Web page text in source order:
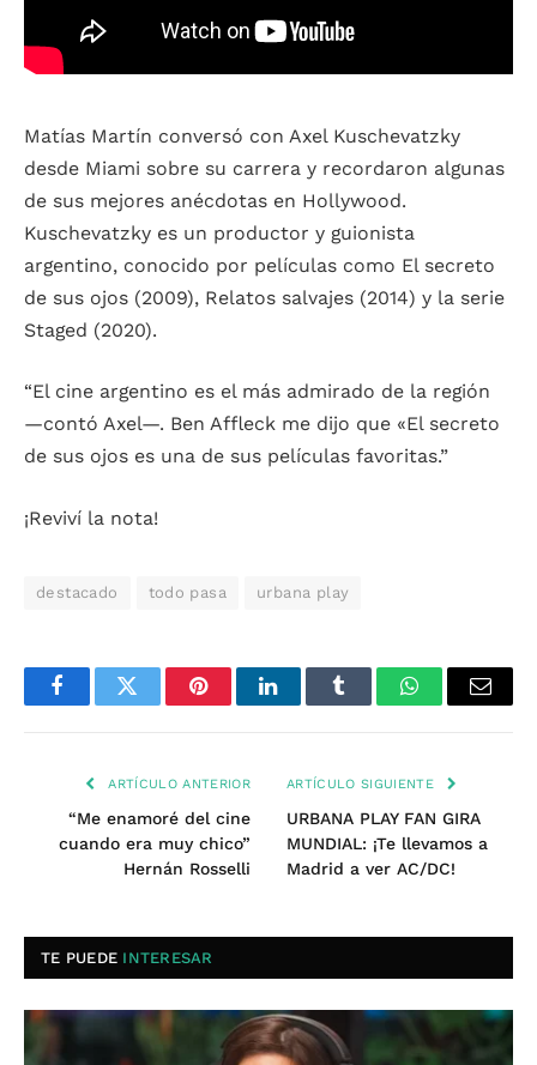
Matías Martín conversó con Axel Kuschevatzky
desde Miami sobre su carrera y recordaron algunas
de sus mejores anécdotas en Hollywood.
Kuschevatzky es un productor y guionista
argentino, conocido por películas como El secreto
de sus ojos (2009), Relatos salvajes (2014) y la serie
Staged (2020).
“El cine argentino es el más admirado de la región
—contó Axel—. Ben Affleck me dijo que «El secreto
de sus ojos es una de sus películas favoritas.”
¡Reviví la nota!
destacado todo pasa urbana play
FacebookTwitter PinterestLinkedInTumblr WhatsAppEmail
ARTÍCULO ANTERIOR
“Me enamoré del cine
cuando era muy chico”
Hernán Rosselli
ARTÍCULO SIGUIENTE
URBANA PLAY FAN GIRA
MUNDIAL: ¡Te llevamos a
Madrid a ver AC/DC!
TE PUEDE INTERESAR